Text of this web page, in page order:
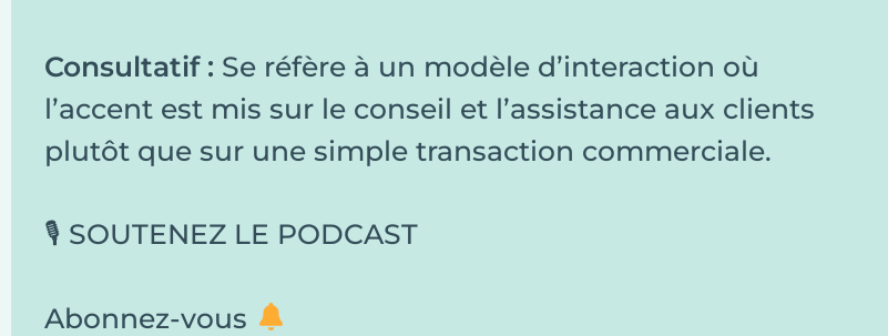
Consultatif : Se réfère à un modèle d’interaction où
l’accent est mis sur le conseil et l’assistance aux clients
plutôt que sur une simple transaction commerciale.
🎙 SOUTENEZ LE PODCAST
Abonnez-vous